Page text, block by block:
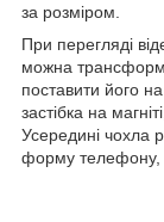
за розміром.
При перегляді
можна
поставити його
застібка на
Усередині чохла
форму телефону,